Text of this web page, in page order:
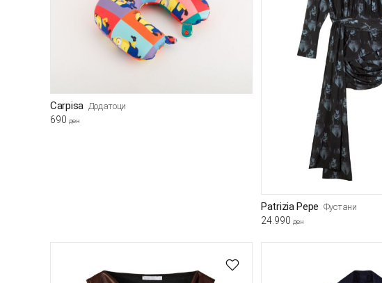
Carpisa Додатоци
690 ден
Patrizia Pepe Фустани
24.990 ден